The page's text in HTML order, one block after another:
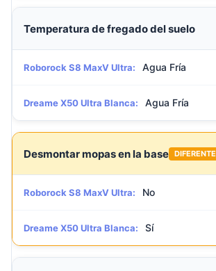
Temperatura de fregado del suelo
Roborock S8 MaxV Ultra: Agua Fría
Dreame X50 Ultra Blanca: Agua Fría
Desmontar mopas en la base DIFERENTE
Roborock S8 MaxV Ultra: No
Dreame X50 Ultra Blanca: Sí